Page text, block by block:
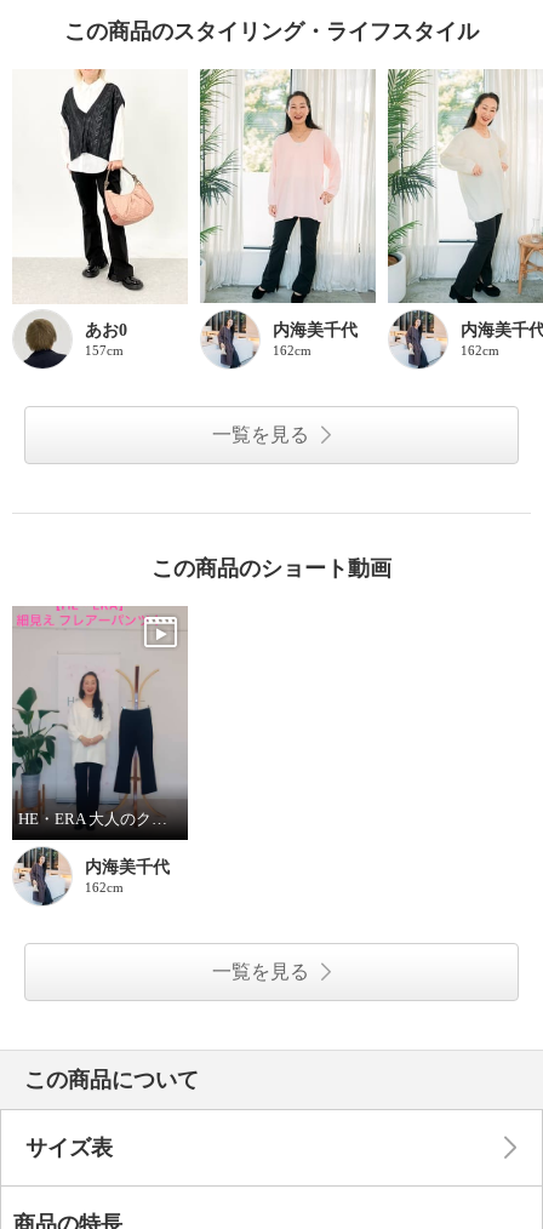
この商品のスタイリング・ライフスタイル
あお0
157cm
内海美千代
162cm
内海美千
162cm
一覧を見る
この商品のショート動画
HE・ERA 大人のクールなハイテンションパンツ
内海美千代
162cm
一覧を見る
この商品について
サイズ表
商品の特長